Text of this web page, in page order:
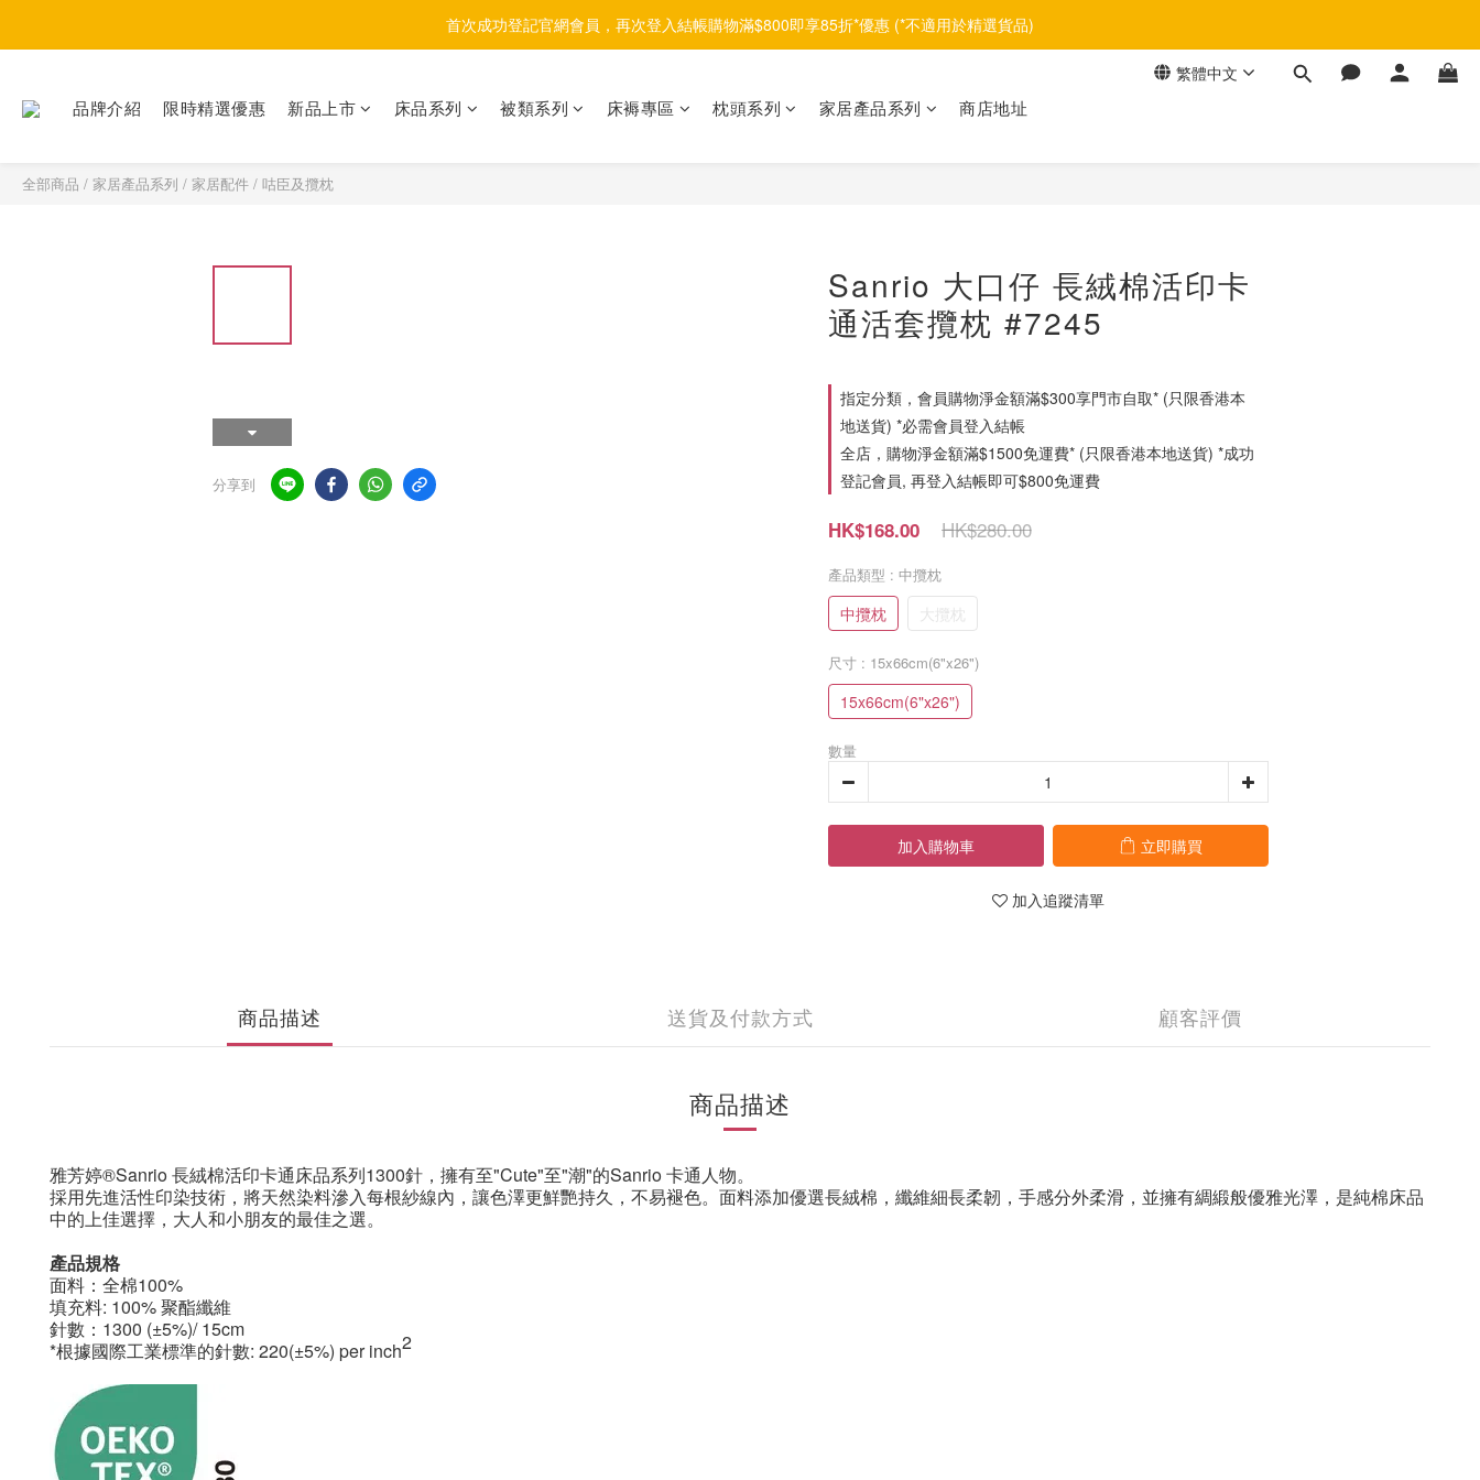
首次成功登記官網會員，再次登入結帳購物滿$800即享85折*優惠 (*不適用於精選貨品)
繁體中文
品牌介紹 限時精選優惠 新品上市 床品系列 被類系列 床褥專區 枕頭系列 家居產品系列 商店地址
全部商品 / 家居產品系列 / 家居配件 / 咕臣及攬枕
分享到
Sanrio 大口仔 長絨棉活印卡
通活套攬枕 #7245
指定分類，會員購物淨金額滿$300享門市自取* (只限香港本
地送貨) *必需會員登入結帳
全店，購物淨金額滿$1500免運費* (只限香港本地送貨) *成功
登記會員, 再登入結帳即可$800免運費
HK$280.00
HK$168.00
產品類型 : 中攬枕
中攬枕 大攬枕
尺寸 : 15x66cm(6"x26")
15x66cm(6"x26")
數量
加入購物車 立即購買
加入追蹤清單
商品描述 送貨及付款方式 顧客評價
商品描述
雅芳婷®Sanrio 長絨棉活印卡通床品系列1300針 ，擁有至"Cute"至"潮"的Sanrio 卡通人物。
採用先進活性印染技術，將天然染料滲入每根紗線內，讓色澤更鮮艷持久，不易褪色。面料添加優選長絨棉，纖維細長柔韌，手感分外柔滑，並擁有綢緞般優雅光澤，是純棉床品
中的上佳選擇，大人和小朋友的最佳之選。
產品規格
面料：全棉100%
填充料: 100% 聚酯纖維
針數：1300 (±5%)/ 15cm
*根據國際工業標準的針數: 220(±5%) per inch2